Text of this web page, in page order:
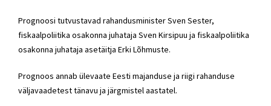
Prognoosi tutvustavad rahandusminister Sven Sester,
fiskaalpoliitika osakonna juhataja Sven Kirsipuu ja fiskaalpoliitika
osakonna juhataja asetäitja Erki Lõhmuste.
Prognoos annab ülevaate Eesti majanduse ja riigi rahanduse
väljavaadetest tänavu ja järgmistel aastatel.